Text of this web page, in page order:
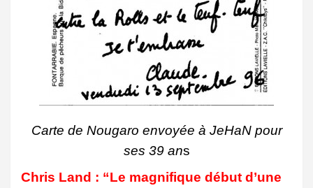
Carte de Nougaro envoyée à JeHaN pour
ses 39 ans
Chris Land : “Le magnifique début d’une